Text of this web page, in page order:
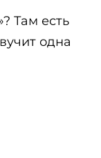
Там есть
одна